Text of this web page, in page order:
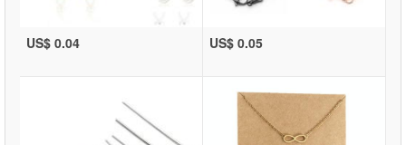
US$ 0.04 US$ 0.05